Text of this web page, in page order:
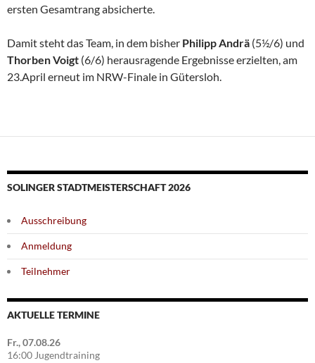
ersten Gesamtrang absicherte.
Damit steht das Team, in dem bisher Philipp Andrä (5½/6) und
ThorbenVoigt (6/6) herausragende Ergebnisse erzielten, am
23.April erneut im NRW-Finale in Gütersloh.
SOLINGER STADTMEISTERSCHAFT 2026
Ausschreibung
Anmeldung
Teilnehmer
AKTUELLE TERMINE
Fr., 07.08.26
16:00 Jugendtraining